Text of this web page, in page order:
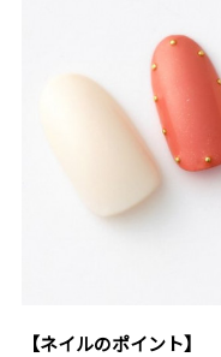
【ネイルのポイント】